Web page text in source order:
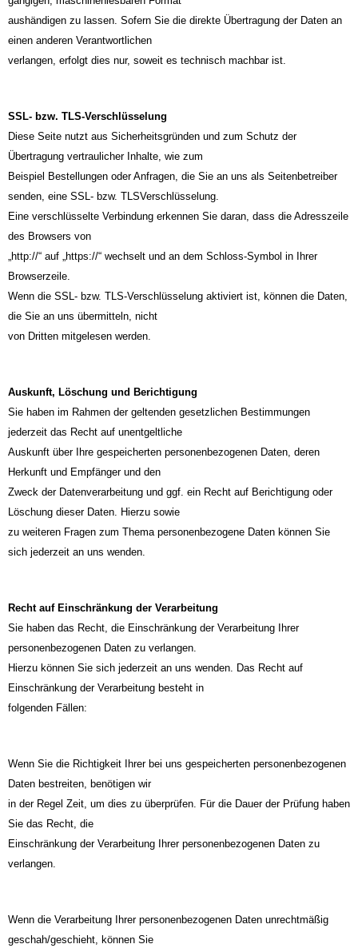
aushändigen zu lassen. Sofern Sie die direkte Übertragung der Daten an
einen anderen Verantwortlichen
verlangen, erfolgt dies nur, soweit es technisch machbar ist.
SSL- bzw. TLS-Verschlüsselung
Diese Seite nutzt aus Sicherheitsgründen und zum Schutz der
Übertragung vertraulicher Inhalte, wie zum
Beispiel Bestellungen oder Anfragen, die Sie an uns als Seitenbetreiber
senden, eine SSL- bzw. TLSVerschlüsselung.
Eine verschlüsselte Verbindung erkennen Sie daran, dass die Adresszeile
des Browsers von
„http://“ auf „https://“ wechselt und an dem Schloss-Symbol in Ihrer
Browserzeile.
Wenn die SSL- bzw. TLS-Verschlüsselung aktiviert ist, können die Daten,
die Sie an uns übermitteln, nicht
von Dritten mitgelesen werden.
Auskunft, Löschung und Berichtigung
Sie haben im Rahmen der geltenden gesetzlichen Bestimmungen
jederzeit das Recht auf unentgeltliche
Auskunft über Ihre gespeicherten personenbezogenen Daten, deren
Herkunft und Empfänger und den
Zweck der Datenverarbeitung und ggf. ein Recht auf Berichtigung oder
Löschung dieser Daten. Hierzu sowie
zu weiteren Fragen zum Thema personenbezogene Daten können Sie
sich jederzeit an uns wenden.
Recht auf Einschränkung der Verarbeitung
Sie haben das Recht, die Einschränkung der Verarbeitung Ihrer
personenbezogenen Daten zu verlangen.
Hierzu können Sie sich jederzeit an uns wenden. Das Recht auf
Einschränkung der Verarbeitung besteht in
folgenden Fällen:
Wenn Sie die Richtigkeit Ihrer bei uns gespeicherten personenbezogenen
Daten bestreiten, benötigen wir
in der Regel Zeit, um dies zu überprüfen. Für die Dauer der Prüfung haben
Sie das Recht, die
Einschränkung der Verarbeitung Ihrer personenbezogenen Daten zu
verlangen.
Wenn die Verarbeitung Ihrer personenbezogenen Daten unrechtmäßig
geschah/geschieht, können Sie